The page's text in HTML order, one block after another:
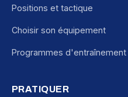
Positions et tactique
Choisir son équipement
Programmes d'entraînement
PRATIQUER